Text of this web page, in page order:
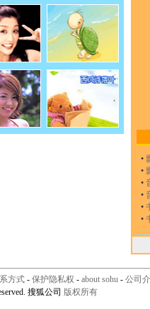
•
•
•
•
•
•
方式 - 保护隐私权 - about sohu - 公司
搜狐公司 版权所有